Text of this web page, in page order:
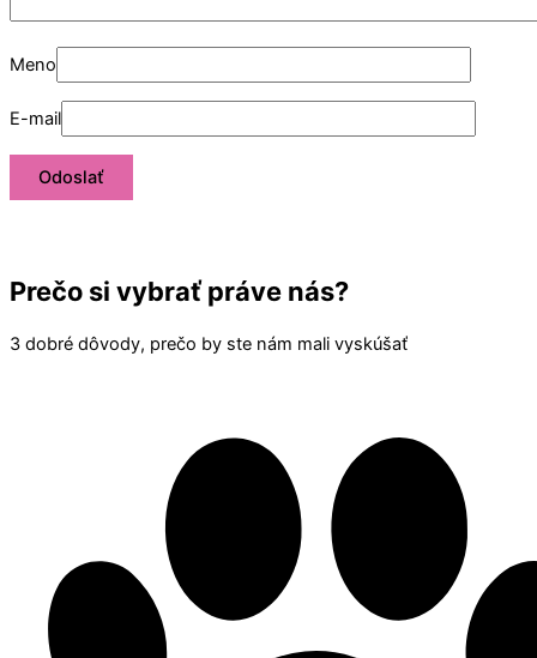
Meno
E-mail
Prečo si vybrať práve nás?
3 dobré dôvody, prečo by ste nám mali vyskúšať